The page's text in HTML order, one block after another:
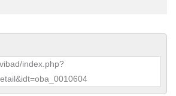
index.php?